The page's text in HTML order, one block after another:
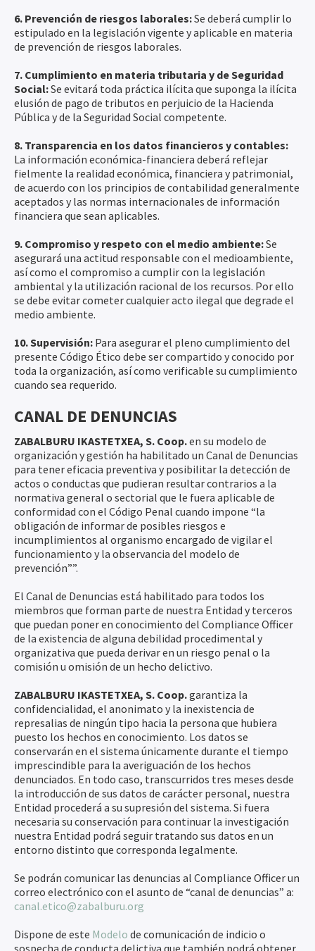
6. Prevención de riesgos laborales:Se deberá cumplir lo
estipulado en la legislación vigente y aplicable en materia
de prevención de riesgos laborales.
7. Cumplimiento en materia tributaria y de Seguridad
Social:Se evitará toda práctica ilícita que suponga la ilícita
elusión de pago de tributos en perjuicio de la Hacienda
Pública y de la Seguridad Social competente.
8. Transparencia en los datos financieros y contables:
La información económica-financiera deberá reflejar
fielmente la realidad económica, financiera y patrimonial,
de acuerdo con los principios de contabilidad generalmente
aceptados y las normas internacionales de información
financiera que sean aplicables.
9. Compromiso y respeto con el medio ambiente:Se
asegurará una actitud responsable con el medioambiente,
así como el compromiso a cumplir con la legislación
ambiental y la utilización racional de los recursos. Por ello
se debe evitar cometer cualquier acto ilegal que degrade el
medio ambiente.
10. Supervisión: Para asegurar el pleno cumplimiento del
presente Código Ético debe ser compartido y conocido por
toda la organización, así como verificable su cumplimiento
cuando sea requerido.
CANAL DE DENUNCIAS
ZABALBURU IKASTETXEA, S. Coop.en su modelo de
organización y gestión ha habilitado un Canal de Denuncias
para tener eficacia preventiva y posibilitar la detección de
actos o conductas que pudieran resultar contrarios a la
normativa general o sectorial que le fuera aplicable de
conformidad con el Código Penal cuando impone “la
obligación de informar de posibles riesgos e
incumplimientos al organismo encargado de vigilar el
funcionamiento y la observancia del modelo de
prevención””.
El Canal de Denuncias está habilitado para todos los
miembros que forman parte de nuestra Entidad y terceros
que puedan poner en conocimiento del Compliance Officer
de la existencia de alguna debilidad procedimental y
organizativa que pueda derivar en un riesgo penal o la
comisión u omisión de un hecho delictivo.
ZABALBURU IKASTETXEA, S. Coop.garantiza la
confidencialidad, el anonimato y la inexistencia de
represalias de ningún tipo hacia la persona que hubiera
puesto los hechos en conocimiento. Los datos se
conservarán en el sistema únicamente durante el tiempo
imprescindible para la averiguación de los hechos
denunciados. En todo caso, transcurridos tres meses desde
la introducción de sus datos de carácter personal, nuestra
Entidad procederá a su supresión del sistema. Si fuera
necesaria su conservación para continuar la investigación
nuestra Entidad podrá seguir tratando sus datos en un
entorno distinto que corresponda legalmente.
Se podrán comunicar las denuncias al Compliance Officer un
correo electrónico con el asunto de “canal de denuncias” a:
canal.etico@zabalburu.org
Dispone de este Modelo de comunicación de indicio o
sospecha de conducta delictiva que también podrá obtener